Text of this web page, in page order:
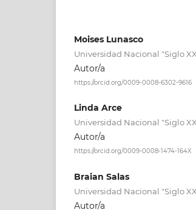
Moises Lunasco
Universidad Nacional "Siglo
Autor/a
https://orcid.org/0009-0008-6302-9616
Linda Arce
Universidad Nacional "Siglo
Autor/a
https://orcid.org/0009-0008-1474-164X
Braian Salas
Universidad Nacional "Siglo
Autor/a